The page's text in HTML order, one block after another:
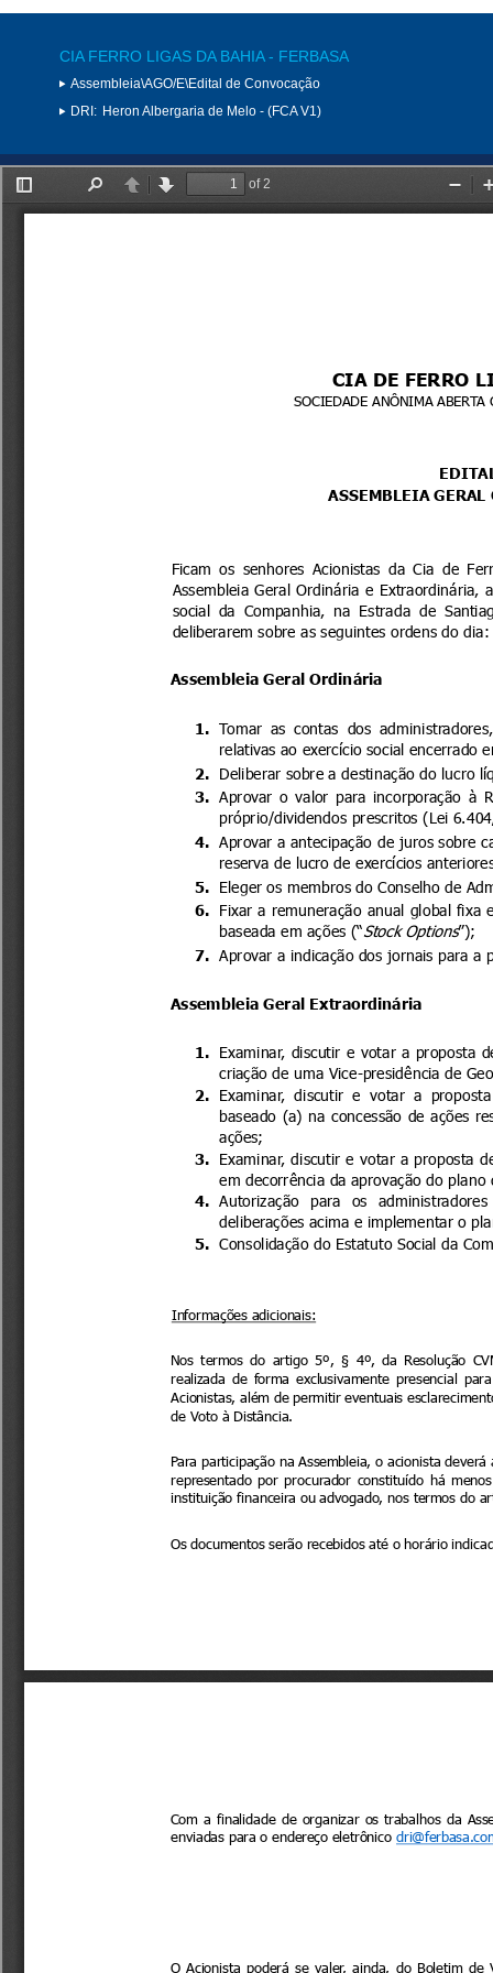
CIA FERRO LIGAS DA BAHIA - FERBASA
Assembleia\AGO/E\Edital de Convocação
DRI: Heron Albergaria de Melo - (FCA V1)